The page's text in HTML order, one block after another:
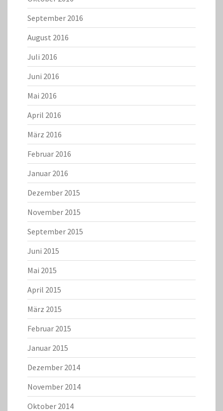
September 2016
August 2016
Juli 2016
Juni 2016
Mai 2016
April 2016
März 2016
Februar 2016
Januar 2016
Dezember 2015
November 2015
September 2015
Juni 2015
Mai 2015
April 2015
März 2015
Februar 2015
Januar 2015
Dezember 2014
November 2014
Oktober 2014